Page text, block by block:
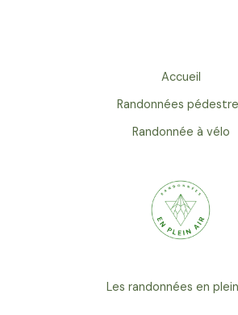
Accueil
Randonnées
Randonnée à vélo
Les randonnées en